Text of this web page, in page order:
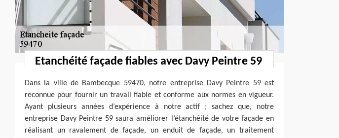
Etanchéité façade fiables avec Davy Peintre 59
Dans la ville de Bambecque 59470, notre entreprise Davy Peintre 59 est
reconnue pour fournir un travail fiable et conforme aux normes en vigueur.
Ayant plusieurs années d’expérience à notre actif ; sachez que, notre
entreprise Davy Peintre 59 saura améliorer l’étanchéité de votre façade en
réalisant un ravalement de façade, un enduit de façade, un traitement